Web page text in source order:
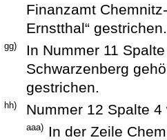
Finanzamt
Ernstthal“ gestrichen.
gg)
In Nummer 11
Schwarzenberg
gestrichen.
hh) Nummer 12 Spalte
aaa) In der Zeile